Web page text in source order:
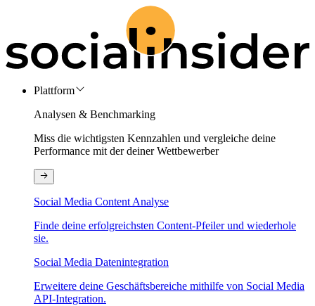
Plattform
Analysen & Benchmarking
Miss die wichtigsten Kennzahlen und vergleiche deine
Performance mit der deiner Wettbewerber
Social Media Content Analyse
Finde deine erfolgreichsten Content-Pfeiler und wiederhole
sie.
Social Media Datenintegration
Erweitere deine Geschäftsbereiche mithilfe von Social Media
API-Integration.